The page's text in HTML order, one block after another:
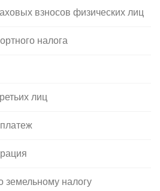
взносов физических лиц
налога
лиц
налогу